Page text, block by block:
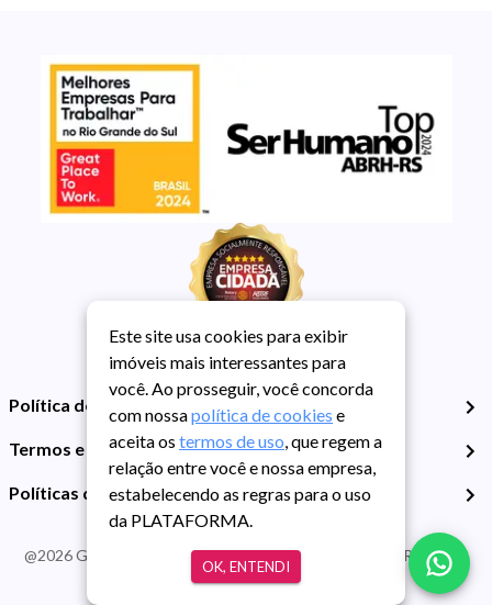
Política de Privacidade
Termos e Condições de Uso
Políticas de Cookies
@2026Guarida Imóvel. Todos os direitos reservados. CRECI RS -
413J | CNPJ Guarida: 89.398.606/0001-30
Este site usa cookies para exibir
imóveis mais interessantes para
você. Ao prosseguir, você concorda
com nossapolítica de cookies e
aceita os termos de uso, que regem a
relação entre você e nossa empresa,
estabelecendo as regras para o uso
da PLATAFORMA.
OK, ENTENDI